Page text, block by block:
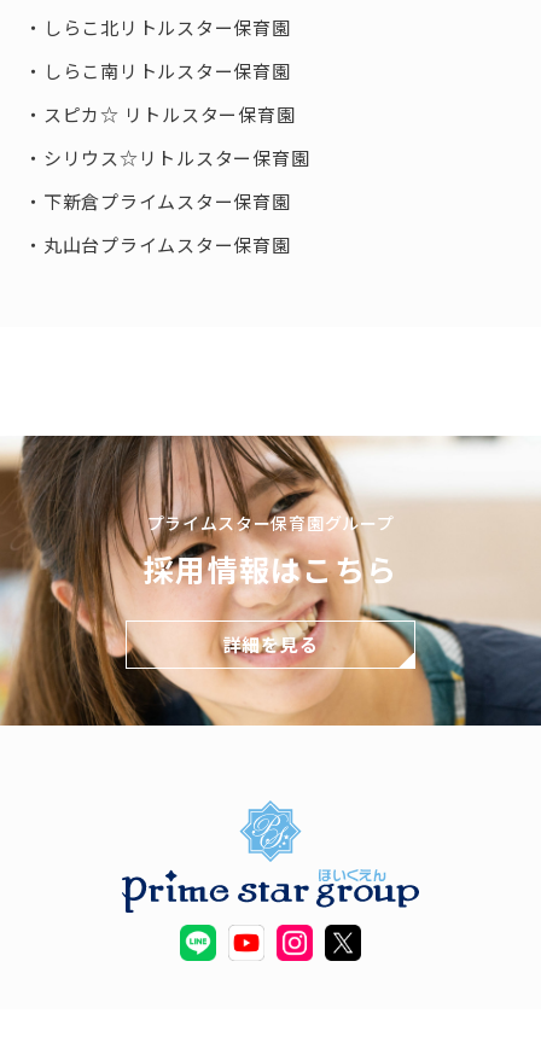
しらこ北リトルスター保育園
しらこ南リトルスター保育園
スピカ☆ リトルスター保育園
シリウス☆リトルスター保育園
下新倉プライムスター保育園
丸山台プライムスター保育園
プライムスター保育園グループ
採用情報はこちら
詳細を見る